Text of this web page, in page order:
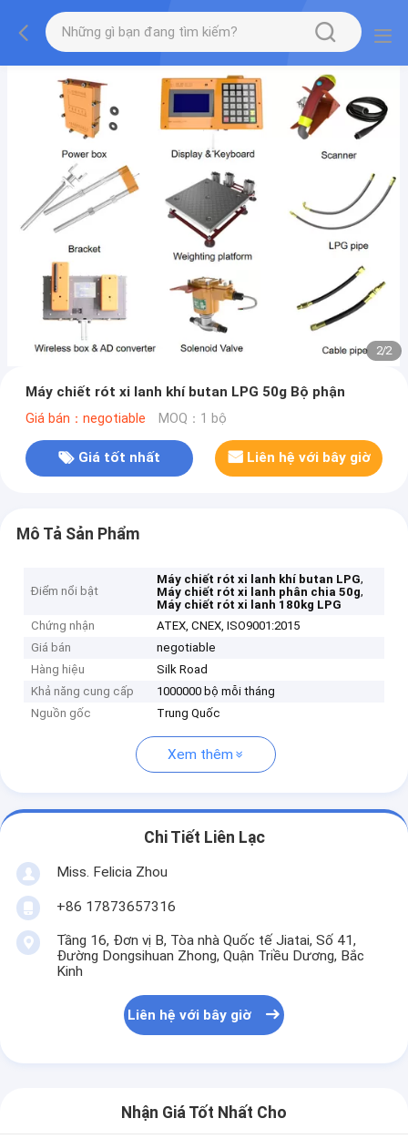
2/2
Máy chiết rót xi lanh khí butan LPG 50g Bộ phận
Giá bán：negotiable MOQ：1 bộ
Giá tốt nhất Liên hệ với bây giờ
Mô Tả Sản Phẩm
Điểm nổi bật
Máy chiết rót xi lanh khí butan LPG,
Máy chiết rót xi lanh phân chia 50g,
Máy chiết rót xi lanh 180kg LPG
Chứng nhận
ATEX, CNEX, ISO9001:2015
Giá bán
negotiable
Hàng hiệu
Silk Road
Khả năng cung cấp
1000000 bộ mỗi tháng
Nguồn gốc
Trung Quốc
Xem thêm
Chi Tiết Liên Lạc
Miss. Felicia Zhou
+86 17873657316
Tầng 16, Đơn vị B, Tòa nhà Quốc tế Jiatai, Số 41,
Đường Dongsihuan Zhong, Quận Triều Dương, Bắc
Kinh
Liên hệ với bây giờ
Nhận Giá Tốt Nhất Cho